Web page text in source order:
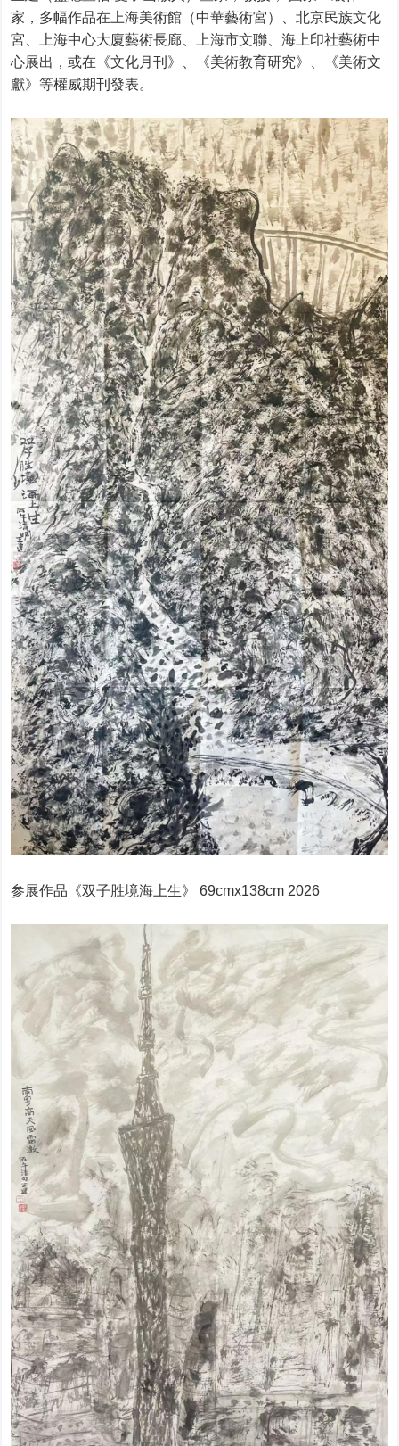
家，多幅作品在上海美術館（中華藝術宮）、北京民族文化
宮、上海中心大廈藝術長廊、上海市文聯、海上印社藝術中
心展出，或在《文化月刊》、《美術教育研究》、《美術文
獻》等權威期刊發表。
参展作品《双子胜境海上生》 69cmx138cm 2026